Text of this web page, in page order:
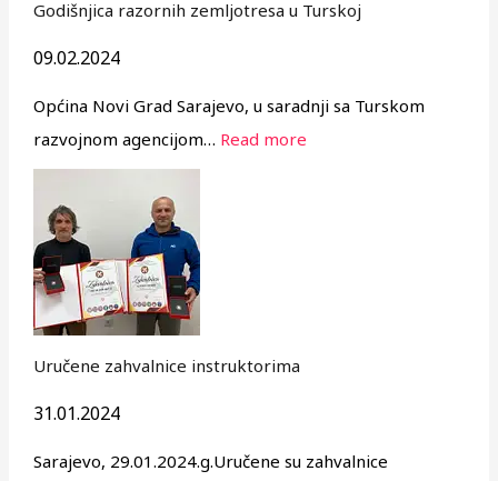
Godišnjica razornih zemljotresa u Turskoj
09.02.2024
Općina Novi Grad Sarajevo, u saradnji sa Turskom
razvojnom agencijom… Read more
Uručene zahvalnice instruktorima
31.01.2024
Sarajevo, 29.01.2024.g.Uručene su zahvalnice